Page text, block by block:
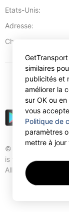
Etats-Unis:
Adresse:
Chypre:
© Gettransport
is trademark of
All rights reserved.
EUR
similaires
publicités et
améliorer la
sur OK ou
vous
Politique de
paramètres
mettre à jour